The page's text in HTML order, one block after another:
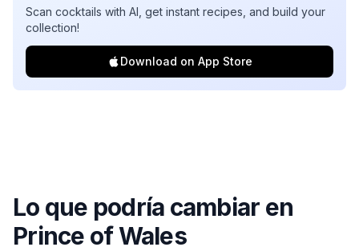
Scan cocktails with AI, get instant recipes, and build your
collection!
Download on App Store
Lo que podría cambiar en
Prince of Wales